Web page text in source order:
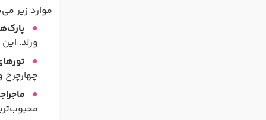
موارد زیر
ورلد.
چهارچرخ